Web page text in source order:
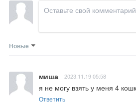
Новые
миша 2023.11.19 05:58
я не могу взять у меня 4
Ответить